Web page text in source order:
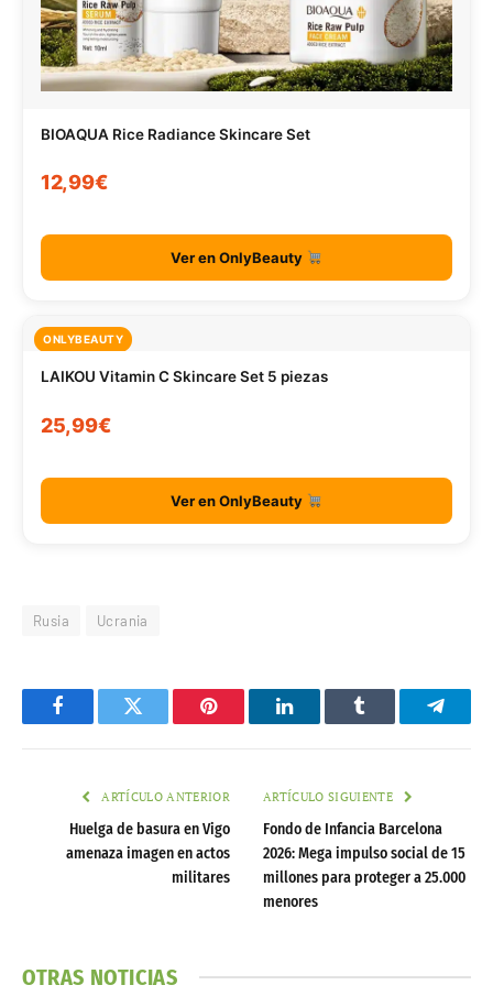
BIOAQUA Rice Radiance Skincare Set
12,99€
Ver en OnlyBeauty
ONLYBEAUTY
LAIKOU Vitamin C Skincare Set 5 piezas
25,99€
Ver en OnlyBeauty